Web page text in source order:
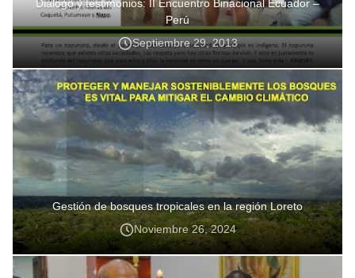
Diálogo y testimonios: II Encuentro Binacional Ecuador –
Perú
Septiembre 29, 2013
Gestión de bosques tropicales en la región Loreto
Noviembre 26, 2024